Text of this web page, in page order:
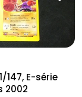
147, E-série
2002